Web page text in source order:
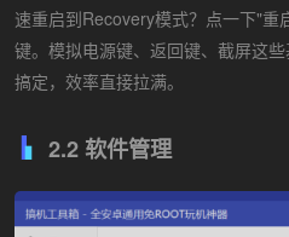
速重启到Recovery模式？点一下"重
键。模拟电源键、返回键、截屏这
搞定，效率直接拉满。
2.2 软件管理